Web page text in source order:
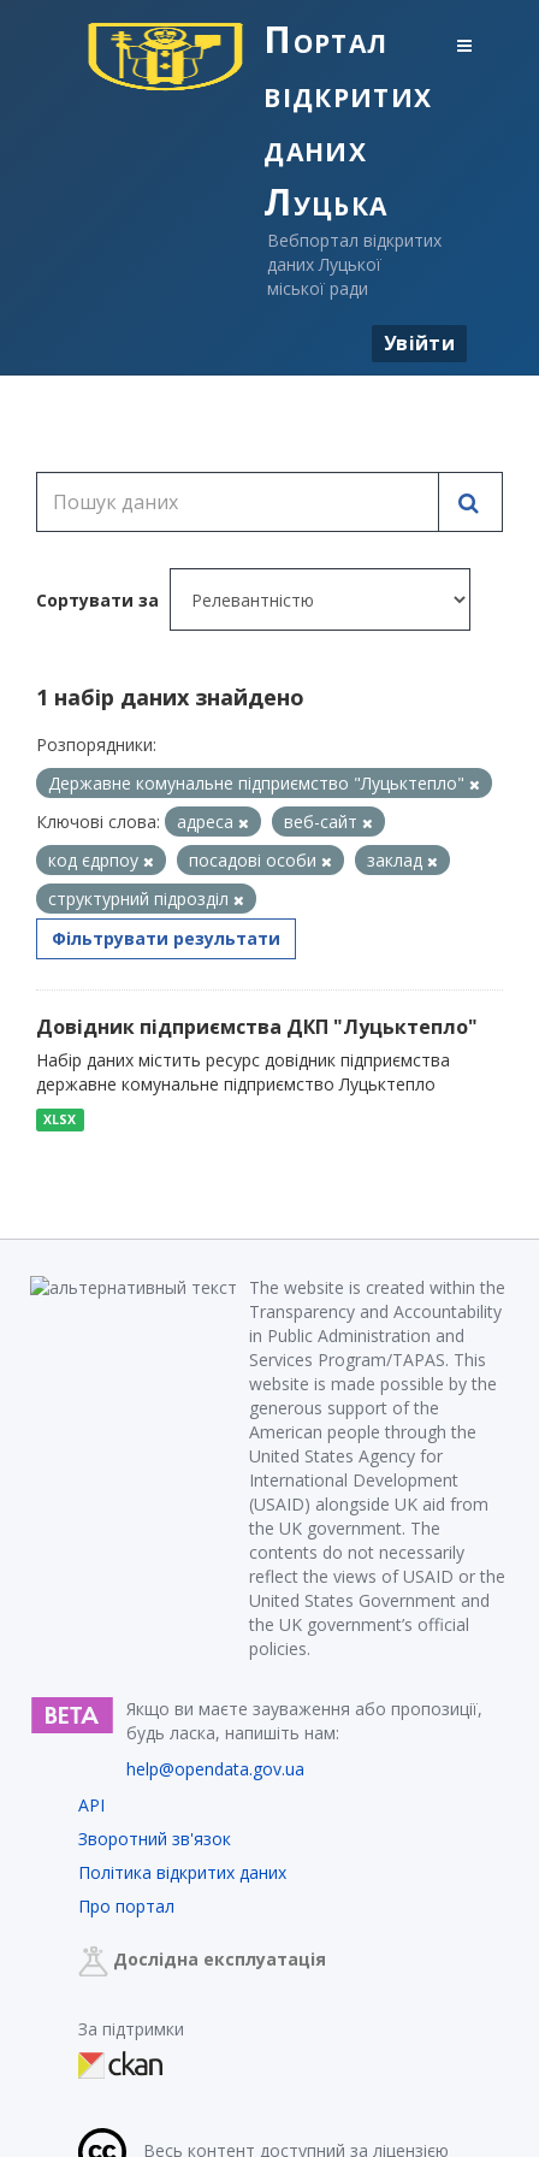
Портал
відкритих
даних
Луцька
Вебпортал відкритих
даних Луцької
міської ради
Увійти
Сортувати за
1 набір даних знайдено
Розпорядники:
Державне комунальне підприємство "Луцьктепло"
Ключові слова:
адреса
веб-сайт
код єдрпоу
посадові особи
заклад
структурний підрозділ
Фільтрувати результати
Довідник підприємства ДКП "Луцьктепло"
Набір даних містить ресурс довідник підприємства
державне комунальне підприємство Луцьктепло
XLSX
The website is created within the
Transparency and Accountability
in Public Administration and
Services Program/TAPAS. This
website is made possible by the
generous support of the
American people through the
United States Agency for
International Development
(USAID) alongside UK aid from
the UK government. The
contents do not necessarily
reflect the views of USAID or the
United States Government and
the UK government’s official
policies.
Якщо ви маєте зауваження або пропозиції,
будь ласка, напишіть нам:
help@opendata.gov.ua
API
Зворотний зв'язок
Політика відкритих даних
Про портал
Дослідна експлуатація
За підтримки
Весь контент доступний за ліцензією